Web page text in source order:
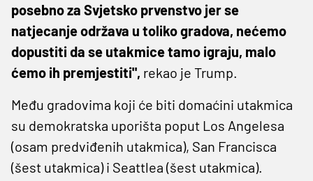
posebno za Svjetsko prvenstvo jer se
natjecanje održava u toliko gradova, nećemo
dopustiti da se utakmice tamo igraju, malo
ćemo ih premjestiti", rekao je Trump.
Među gradovima koji će biti domaćini utakmica
su demokratska uporišta poput Los Angelesa
(osam predviđenih utakmica), San Francisca
(šest utakmica) i Seattlea (šest utakmica).